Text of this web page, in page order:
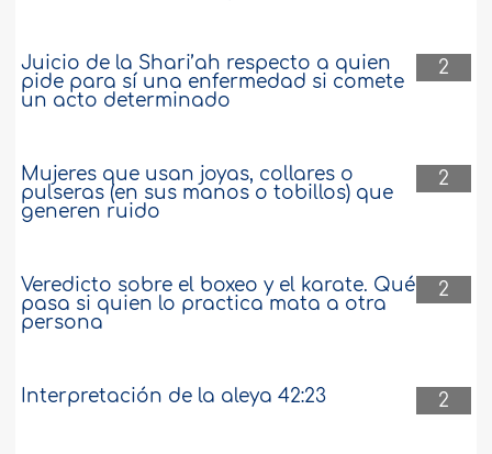
2
Juicio de la Shari’ah respecto a quien
pide para sí una enfermedad si comete
un acto determinado
2
Mujeres que usan joyas, collares o
pulseras (en sus manos o tobillos) que
generen ruido
2
Veredicto sobre el boxeo y el karate. Qué
pasa si quien lo practica mata a otra
persona
2
Interpretación de la aleya 42:23